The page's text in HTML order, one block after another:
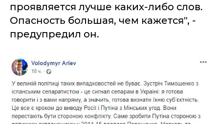
проявляется лучше каких-либо слов.
Опасность большая, чем кажется", -
предупредил он.